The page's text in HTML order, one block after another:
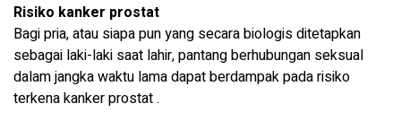
Risiko kanker prostat
Bagi pria, atau siapa pun yang secara biologis ditetapkan
sebagai laki-laki saat lahir, pantang berhubungan seksual
dalam jangka waktu lama dapat berdampak pada risiko
terkena kanker prostat .